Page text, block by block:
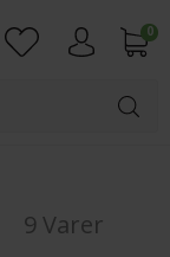
0
9 Varer